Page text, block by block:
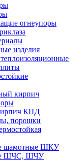
огнеупоры
изделия
кирпич
КПД
порошки
шамотные ШКУ
ШЧС, ШЧУ